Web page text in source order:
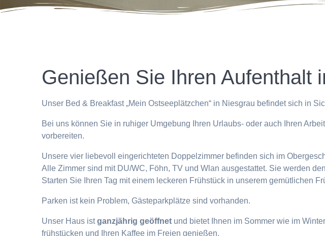
Genießen Sie Ihren Aufenthalt
Unser Bed & Breakfast „Mein Ostseeplätzchen“ in Niesgrau befindet sich in
Bei uns können Sie in ruhiger Umgebung Ihren Urlaubs- oder auch Ihren
vorbereiten.
Unsere vier liebevoll eingerichteten Doppelzimmer befinden sich im
Alle Zimmer sind mit DU/WC, Föhn, TV und Wlan ausgestattet. Sie werden
Starten Sie Ihren Tag mit einem leckeren Frühstück in unserem gemütlichen
Parken ist kein Problem, Gästeparkplätze sind vorhanden.
Unser Haus istganzjährig geöffnet und bietet Ihnen im Sommer wie im
frühstücken und Ihren Kaffee im Freien genießen.